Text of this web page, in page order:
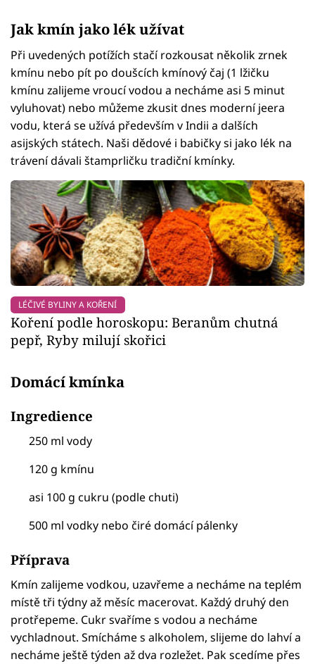
Jak kmín jako lék užívat
Při uvedených potížích stačí rozkousat několik zrnek
kmínu nebo pít po doušcích kmínový čaj (1 lžičku
kmínu zalijeme vroucí vodou a necháme asi 5 minut
vyluhovat) nebo můžeme zkusit dnes moderní jeera
vodu, která se užívá především v Indii a dalších
asijských státech. Naši dědové i babičky si jako lék na
trávení dávali štamprličku tradiční kmínky.
LÉČIVÉ BYLINY A KOŘENÍ
Koření podle horoskopu: Beranům chutná
pepř, Ryby milují skořici
Domácí kmínka
Ingredience
250 ml vody
120 g kmínu
asi 100 g cukru (podle chuti)
500 ml vodky nebo čiré domácí pálenky
Příprava
Kmín zalijeme vodkou, uzavřeme a necháme na teplém
místě tři týdny až měsíc macerovat. Každý druhý den
protřepeme. Cukr svaříme s vodou a necháme
vychladnout. Smícháme s alkoholem, slijeme do lahví a
necháme ještě týden až dva rozležet. Pak scedíme přes